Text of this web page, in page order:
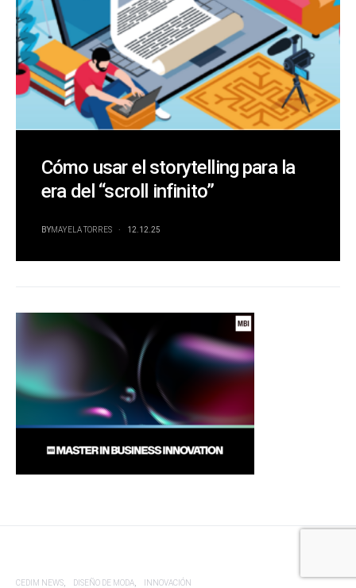
Cómo usar el storytelling para la
era del “scroll infinito”
BYMAYELA TORRES 12.12.25
CEDIM NEWS DISEÑO DE MODA INNOVACIÓN